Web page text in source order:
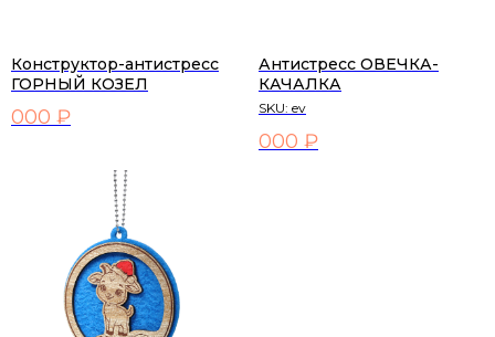
Конструктор-антистресс
ГОРНЫЙ КОЗЕЛ
000 ₽
Антистресс ОВЕЧКА-
КАЧАЛКА
SKU: ev
000 ₽